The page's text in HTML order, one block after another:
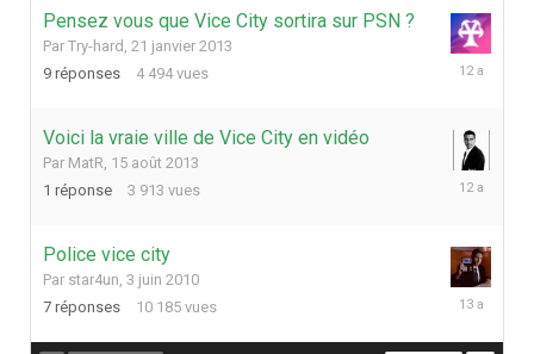
Pensez vous que Vice City sortira sur PSN ?
Par Try-hard , 21 janvier 2013
9 réponses 4 494 vues
19
Voici la vraie ville de Vice City en vidéo
Par MatR, 15 août 2013
1 réponse 3 913 vues
16
Police vice city
Par star4un, 3 juin 2010
7 réponses 10 185 vues
2013